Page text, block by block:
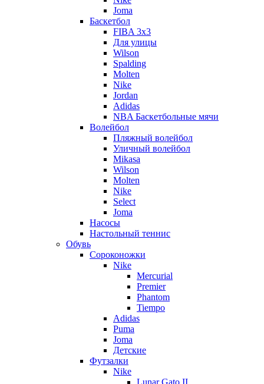
Joma
Баскетбол
FIBA 3x3
Для улицы
Wilson
Spalding
Molten
Nike
Jordan
Adidas
NBA Баскетбольные мячи
Волейбол
Пляжный волейбол
Уличный волейбол
Mikasa
Wilson
Molten
Nike
Select
Joma
Насосы
Настольный теннис
Обувь
Сороконожки
Nike
Mercurial
Premier
Phantom
Tiempo
Adidas
Puma
Joma
Детские
Футзалки
Nike
Lunar Gato II